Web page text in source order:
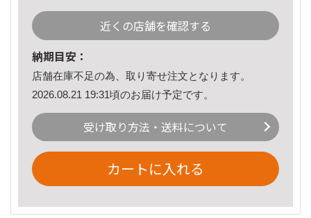
近くの店舗を確認する
納期目安：
店舗在庫不足の為、取り寄せ注文となります。
2026.08.21 19:31頃のお届け予定です。
受け取り方法・送料について
カートに入れる